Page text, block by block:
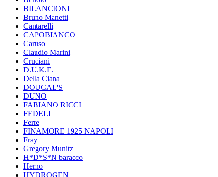
BILANCIONI
Bruno Manetti
Cantarelli
CAPOBIANCO
Caruso
Claudio Marini
Cruciani
D.U.K.E.
Della Ciana
DOUCAL'S
DUNO
FABIANO RICCI
FEDELI
Ferre
FINAMORE 1925 NAPOLI
Fray
Gregory Munitz
H*D*S*N baracco
Herno
HYDROGEN